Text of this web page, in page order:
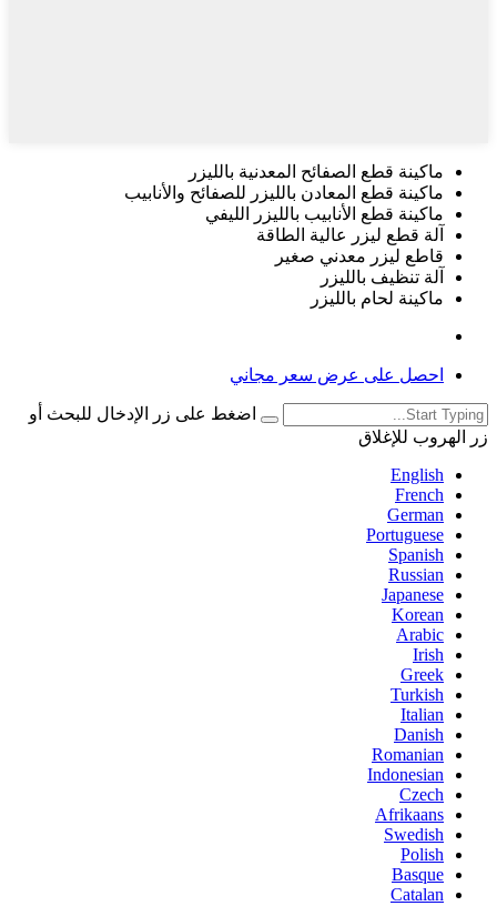
ماكينة قطع الصفائح المعدنية بالليزر
ماكينة قطع المعادن بالليزر للصفائح والأنابيب
ماكينة قطع الأنابيب بالليزر الليفي
آلة قطع ليزر عالية الطاقة
قاطع ليزر معدني صغير
آلة تنظيف بالليزر
ماكينة لحام بالليزر
احصل على عرض سعر مجاني
اضغط على زر الإدخال للبحث أو
زر الهروب للإغلاق
English
French
German
Portuguese
Spanish
Russian
Japanese
Korean
Arabic
Irish
Greek
Turkish
Italian
Danish
Romanian
Indonesian
Czech
Afrikaans
Swedish
Polish
Basque
Catalan